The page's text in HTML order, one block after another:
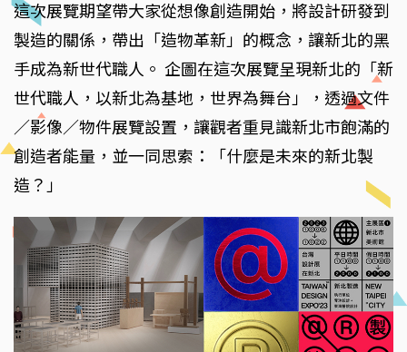
這次展覽期望帶大家從想像創造開始，將設計研發到
製造的關係，帶出「造物革新」的概念，讓新北的黑
手成為新世代職人。 企圖在這次展覽呈現新北的「新
世代職人，以新北為基地，世界為舞台」，透過文件
／影像／物件展覽設置，讓觀者重見識新北市飽滿的
創造者能量，並一同思索：「什麼是未來的新北製
造？」